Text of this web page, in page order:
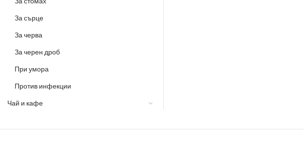
За сърце
За черва
За черен дроб
При умора
Против инфекции
Чай и кафе